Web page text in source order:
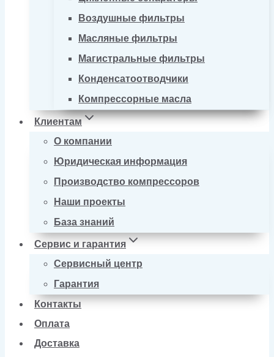
Воздушные фильтры
Масляные фильтры
Магистральные фильтры
Конденсатоотводчики
Компрессорные масла
Клиентам
О компании
Юридическая информация
Производство компрессоров
Наши проекты
База знаний
Сервис и гарантия
Сервисный центр
Гарантия
Контакты
Оплата
Доставка